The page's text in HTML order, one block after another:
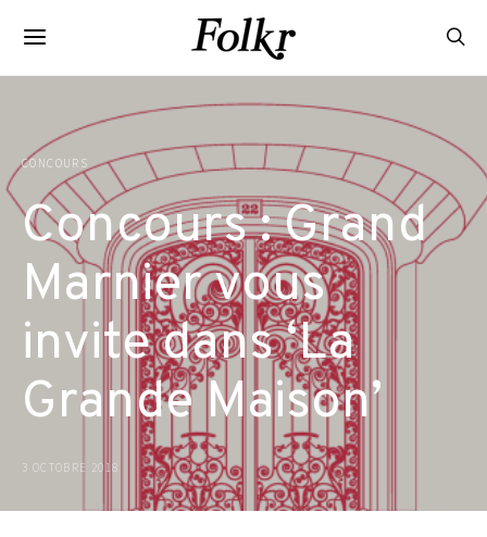
CONCOURS
Concours : Grand
Marnier vous
invite dans ‘La
Grande Maison’
3 OCTOBRE 2018